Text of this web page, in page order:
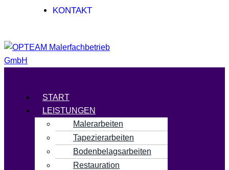
KONTAKT
Menü
START
LEISTUNGEN
Malerarbeiten
Tapezierarbeiten
Bodenbelagsarbeiten
Restauration